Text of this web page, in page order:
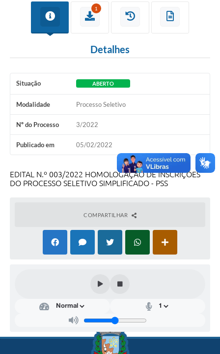
1
Detalhes
Situação ABERTO
Modalidade Processo Seletivo
Nº do Processo 3/2022
Publicado em 05/02/2022
EDITAL N.º 003/2022 HOMOLOGAÇÃO DE INSCRIÇÕES
DO PROCESSO SELETIVO SIMPLIFICADO - PSS
COMPARTILHAR